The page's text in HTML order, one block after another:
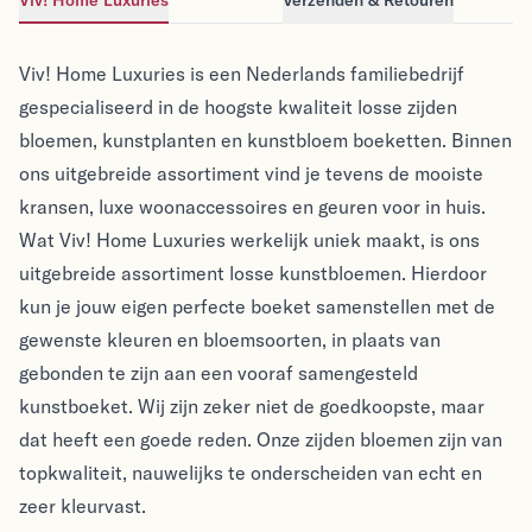
Viv! Home Luxuries
Viv! Home Luxuries
Viv! Home Luxuries is een Nederlands familiebedrijf
gespecialiseerd in de hoogste kwaliteit losse zijden
bloemen, kunstplanten en kunstbloem boeketten. Binnen
ons uitgebreide assortiment vind je tevens de mooiste
kransen, luxe woonaccessoires en geuren voor in huis.
Wat Viv! Home Luxuries werkelijk uniek maakt, is ons
uitgebreide assortiment losse kunstbloemen. Hierdoor
kun je jouw eigen perfecte boeket samenstellen met de
gewenste kleuren en bloemsoorten, in plaats van
gebonden te zijn aan een vooraf samengesteld
kunstboeket. Wij zijn zeker niet de goedkoopste, maar
dat heeft een goede reden. Onze zijden bloemen zijn van
topkwaliteit, nauwelijks te onderscheiden van echt en
zeer kleurvast.